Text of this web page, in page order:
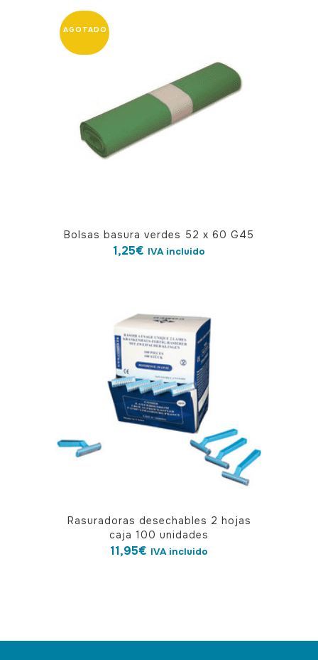
Bolsas basura verdes 52 x 60 G45
1,25€ IVA incluido
Rasuradoras desechables 2 hojas
caja 100 unidades
11,95€ IVA incluido